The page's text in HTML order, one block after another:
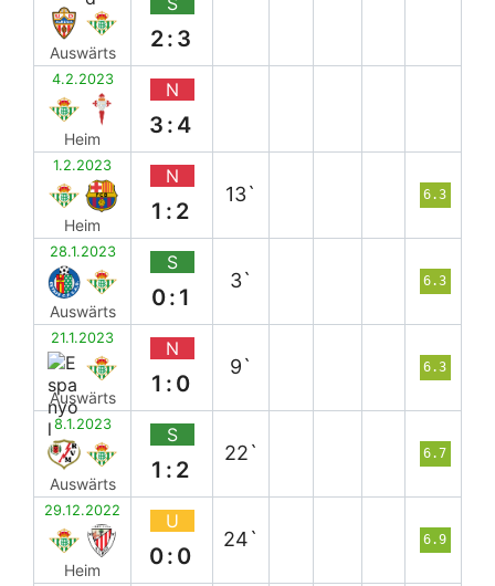
Auswärts
2:3
4.2.2023
Heim
N
3:4
1.2.2023
Heim
N
1:2
13` 6.3
28.1.2023
Auswärts
S
0:1
3` 6.3
21.1.2023
Auswärts
N
1:0
9` 6.3
8.1.2023
Auswärts
S
1:2
22` 6.7
29.12.2022
Heim
U
0:0
24` 6.9